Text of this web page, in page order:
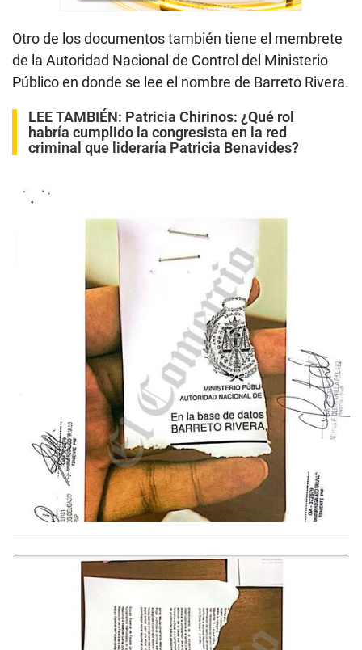
Otro de los documentos también tiene el membrete
de la Autoridad Nacional de Control del Ministerio
Público en donde se lee el nombre de Barreto Rivera.
LEE TAMBIÉN: Patricia Chirinos: ¿Qué rol
habría cumplido la congresista en la red
criminal que lideraría Patricia Benavides?